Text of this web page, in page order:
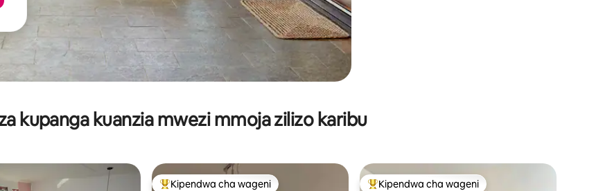
kupanga kuanzia mwezi mmoja zilizo karibu
Kipendwa cha wageni Kipendwa cha wageni